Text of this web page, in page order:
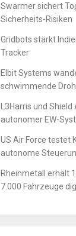
Swarmer sichert
Sicherheits-Risiken
Gridbots stärkt
Tracker
Elbit Systems
schwimmende
L3Harris und
autonomer EW-
US Air Force testet
autonome
Rheinmetall erhält
7.000 Fahrzeuge